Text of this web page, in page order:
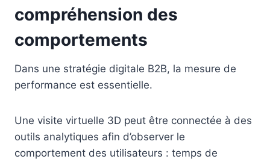
compréhension des
comportements
Dans une stratégie digitale B2B, la mesure de
performance est essentielle.
Une visite virtuelle 3D peut être connectée à des
outils analytiques afin d’observer le
comportement des utilisateurs : temps de